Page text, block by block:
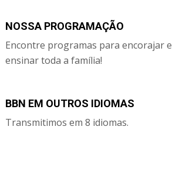
NOSSA PROGRAMAÇÃO
Encontre programas para encorajar e
ensinar toda a família!
BBN EM OUTROS IDIOMAS
Transmitimos em 8 idiomas.